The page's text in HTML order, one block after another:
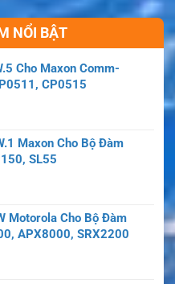
NỔI BẬT
Cho Maxon Comm-
CP0515
Maxon Cho Bộ Đàm
SL55
Motorola Cho Bộ Đàm
APX8000, SRX2200